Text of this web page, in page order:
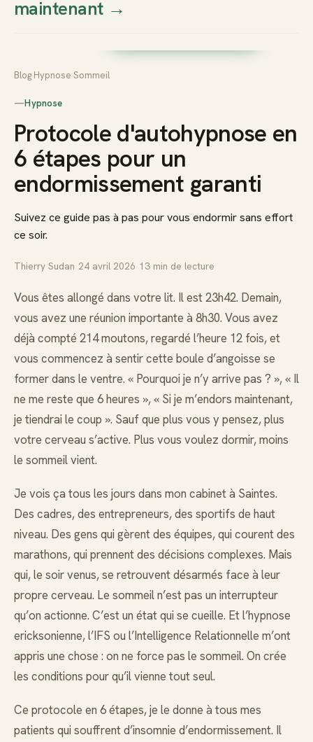
Thierry
Prendre rendez-vous dès
maintenant→
Blog Hypnose Sommeil
—Hypnose
Protocole d'autohypnose en
6 étapes pour un
endormissement garanti
Suivez ce guide pas à pas pour vous endormir sans effort
ce soir.
Thierry Sudan 24 avril 2026 13 min de lecture
Vous êtes allongé dans votre lit. Il est 23h42. Demain,
vous avez une réunion importante à 8h30. Vous avez
déjà compté 214 moutons, regardé l’heure 12 fois, et
vous commencez à sentir cette boule d’angoisse se
former dans le ventre. « Pourquoi je n’y arrive pas ? », « Il
ne me reste que 6 heures », « Si je m’endors maintenant,
je tiendrai le coup ». Sauf que plus vous y pensez, plus
votre cerveau s’active. Plus vous voulez dormir, moins
le sommeil vient.
Je vois ça tous les jours dans mon cabinet à Saintes.
Des cadres, des entrepreneurs, des sportifs de haut
niveau. Des gens qui gèrent des équipes, qui courent des
marathons, qui prennent des décisions complexes. Mais
qui, le soir venus, se retrouvent désarmés face à leur
propre cerveau. Le sommeil n’est pas un interrupteur
qu’on actionne. C’est un état qui se cueille. Et l’hypnose
ericksonienne, l’IFS ou l’Intelligence Relationnelle m’ont
appris une chose : on ne force pas le sommeil. On crée
les conditions pour qu’il vienne tout seul.
Ce protocole en 6 étapes, je le donne à tous mes
patients qui souffrent d’insomnie d’endormissement. Il